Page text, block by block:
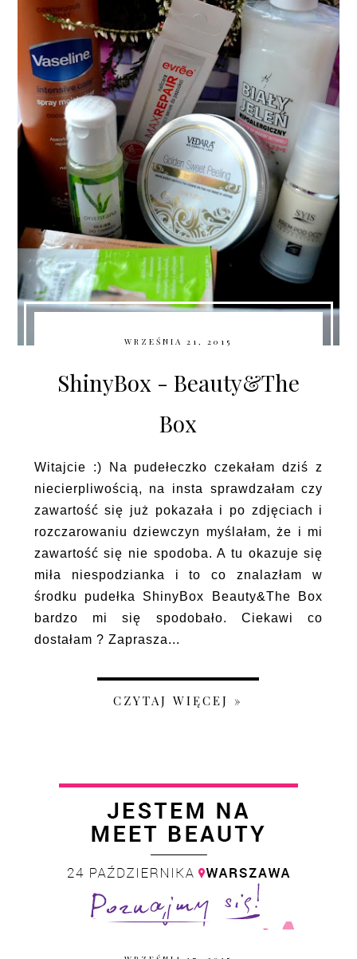
WRZEŚNIA 21, 2015
ShinyBox - Beauty&The
Box
Witajcie :) Na pudełeczko czekałam dziś z
niecierpliwością, na insta sprawdzałam czy
zawartość się już pokazała i po zdjęciach i
rozczarowaniu dziewczyn myślałam, że i mi
zawartość się nie spodoba. A tu okazuje się
miła niespodzianka i to co znalazłam w
środku pudełka ShinyBox Beauty&The Box
bardzo mi się spodobało. Ciekawi co
dostałam ? Zaprasza...
CZYTAJ WIĘCEJ »